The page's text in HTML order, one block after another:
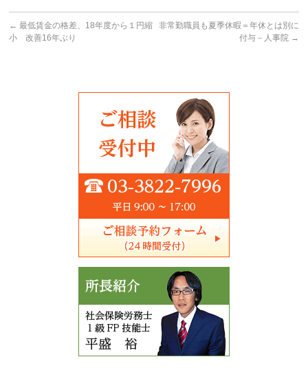
← 最低賃金の格差、18年度から１円縮
小 改善16年ぶり
非常勤職員も夏季休暇＝年休とは別に
付与－人事院 →